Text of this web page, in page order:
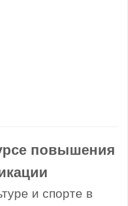
повышения
и спорте в